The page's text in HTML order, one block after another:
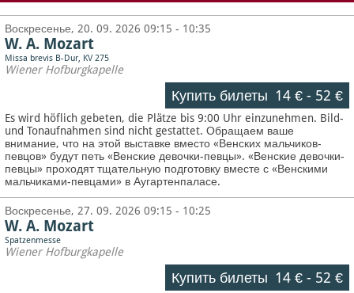
Воскресенье, 20. 09. 2026 09:15 - 10:35
W. A. Mozart
Missa brevis B-Dur, KV 275
Wiener Hofburgkapelle
Купить билеты 14 €- 52 €
Es wird höflich gebeten, die Plätze bis 9:00 Uhr einzunehmen. Bild-
und Tonaufnahmen sind nicht gestattet.Обращаем ваше
внимание, что на этой выставке вместо «Венских мальчиков-
певцов» будут петь «Венские девочки-певцы». «Венские девочки-
певцы» проходят тщательную подготовку вместе с «Венскими
мальчиками-певцами» в Аугартенпаласе.
Воскресенье, 27. 09. 2026 09:15 - 10:25
W. A. Mozart
Spatzenmesse
Wiener Hofburgkapelle
Купить билеты 14 €- 52 €